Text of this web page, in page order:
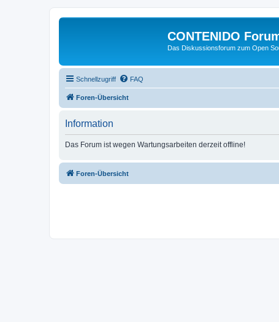
CONTENIDO
Das Diskussionsforum zum Open
Schnellzugriff FAQ
Foren-Übersicht
Information
Das Forum ist wegen Wartungsarbeiten derzeit offline!
Foren-Übersicht